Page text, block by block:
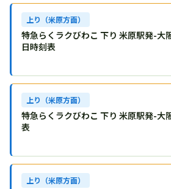
上り（米原方面）
特急らくラクびわこ 下り 米原駅発-
日時刻表
上り（米原方面）
特急らくラクびわこ 下り 米原駅発-
表
上り（米原方面）